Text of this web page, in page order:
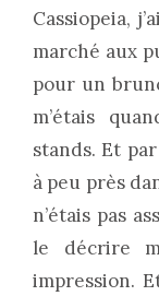
Cassiopeia,
marché aux
pour un
m’étais
stands. Et
à peu près
n’étais pas
le décrire
impression.